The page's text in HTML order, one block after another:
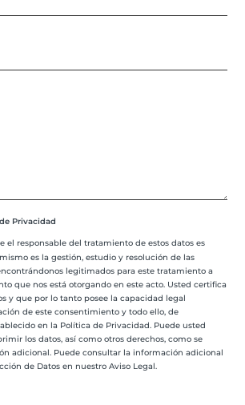
Privacidad
el responsable del tratamiento de estos datos es
es la gestión, estudio y resolución de las
legitimados para este tratamiento a
que nos está otorgando en este acto. Usted certifica
y que por lo tanto posee la capacidad legal
de este consentimiento y todo ello, de
en la Política de Privacidad. Puede usted
los datos, así como otros derechos, como se
adicional. Puede consultar la información adicional
de Datos en nuestro Aviso Legal.